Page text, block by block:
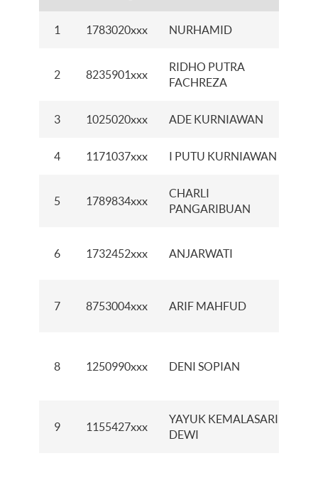
1 1783020xxx NURHAMID
2 8235901xxx
RIDHO PUTRA
FACHREZA
3 1025020xxx ADE KURNIAWAN
4 1171037xxx I PUTU KURNIAWAN
5 1789834xxx
CHARLI
PANGARIBUAN
6 1732452xxx ANJARWATI
7 8753004xxx ARIF MAHFUD
8 1250990xxx DENI SOPIAN
9 1155427xxx
YAYUK KEMALASARI
DEWI